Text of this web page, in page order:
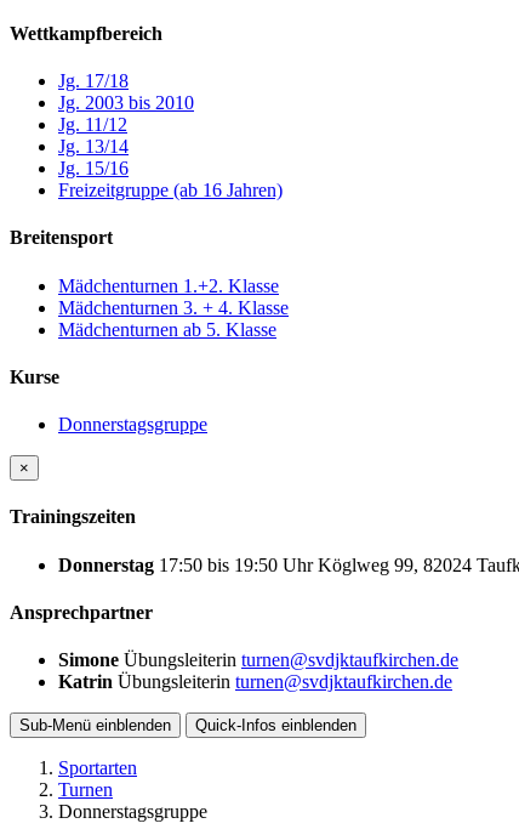
Wettkampfbereich
Jg. 17/18
Jg. 2003 bis 2010
Jg. 11/12
Jg. 13/14
Jg. 15/16
Freizeitgruppe (ab 16 Jahren)
Breitensport
Mädchenturnen 1.+2. Klasse
Mädchenturnen 3. + 4. Klasse
Mädchenturnen ab 5. Klasse
Kurse
Donnerstagsgruppe
×
Trainingszeiten
Donnerstag 17:50 bis 19:50 UhrKöglweg 99, 82024
Ansprechpartner
Simone Übungsleiterin turnen@svdjktaufkirchen.de
Katrin Übungsleiterin turnen@svdjktaufkirchen.de
Sub-Menü einblenden Quick-Infos einblenden
Sportarten
Turnen
Donnerstagsgruppe